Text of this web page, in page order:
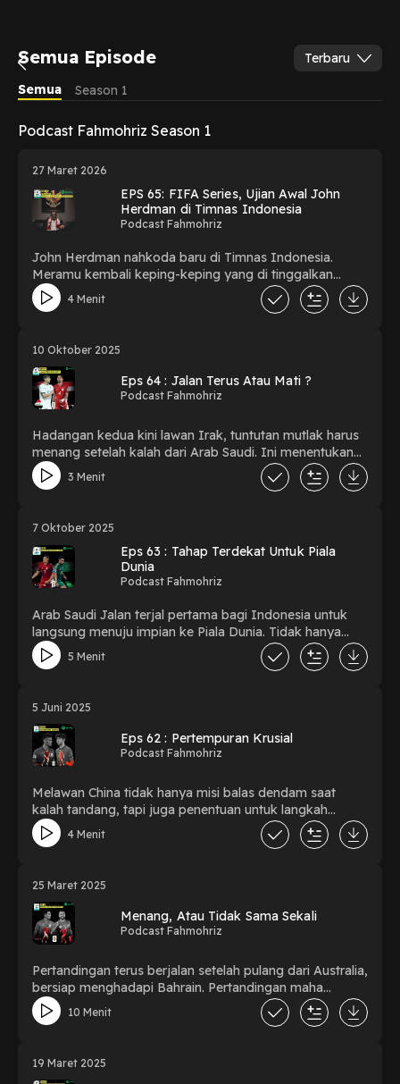
Semua Episode
Terbaru
Semua
Season 1
Podcast Fahmohriz Season 1
27 Maret 2026
EPS 65: FIFA Series, Ujian Awal John
Herdman di Timnas Indonesia
Podcast Fahmohriz
John Herdman nahkoda baru di Timnas Indonesia.
Meramu kembali keping-keping yang di tinggalkan
Patrick Kluivert. FIFA Series tes pertama John Herdman
apakah dia punya kualitas bersama Timnas
4 Menit
10 Oktober 2025
Eps 64 : Jalan Terus Atau Mati ?
Podcast Fahmohriz
Hadangan kedua kini lawan Irak, tuntutan mutlak harus
menang setelah kalah dari Arab Saudi. Ini menentukan
apakah indonesia "Jalan terus atau mati" untuk impian
lolos ke Piala Dunia 2026.
3 Menit
7 Oktober 2025
Eps 63 : Tahap Terdekat Untuk Piala
Dunia
Podcast Fahmohriz
Arab Saudi Jalan terjal pertama bagi Indonesia untuk
langsung menuju impian ke Piala Dunia. Tidak hanya
faktor teknis, juga faktor non teknis akan diuji. Harapan
dan impian kita tetap sama lolos untuk ke Piala Dunia.
5 Menit
5 Juni 2025
Eps 62 : Pertempuran Krusial
Podcast Fahmohriz
Melawan China tidak hanya misi balas dendam saat
kalah tandang, tapi juga penentuan untuk langkah
kelolosan selanjutnya untuk kampanye menuju Piala
Dunia
4 Menit
25 Maret 2025
Menang, Atau Tidak Sama Sekali
Podcast Fahmohriz
Pertandingan terus berjalan setelah pulang dari Australia,
bersiap menghadapi Bahrain. Pertandingan maha
penting bagi Indonesia. Menang harga mati, kalau masih
ingin untuk lolos ke Piala Dunia.
10 Menit
19 Maret 2025